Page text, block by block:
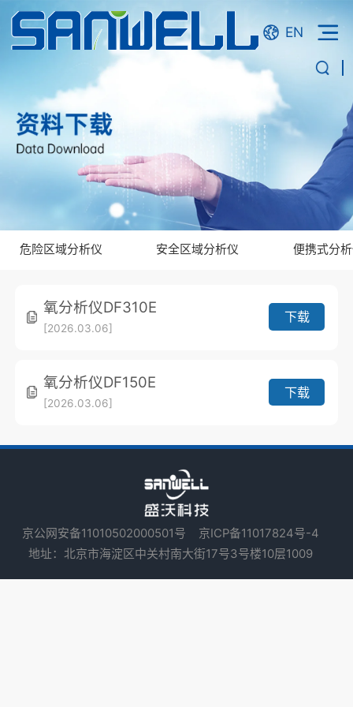
EN
危险区域分析仪 安全区域分析仪 便携式分
氧分析仪DF310E
[2026.03.06]
下载
氧分析仪DF150E
[2026.03.06]
下载
京公网安备11010502000501号
京ICP备11017824号-4
地址：北京市海淀区中关村南大街17号3号楼10层1009